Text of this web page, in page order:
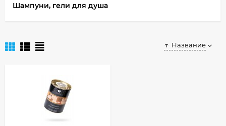
Шампуни, гели для душа
Название